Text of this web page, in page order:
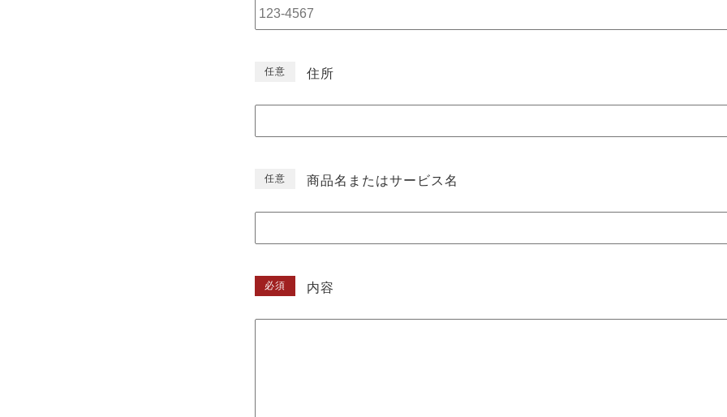
任意 住所
任意 商品名またはサービス名
必須 内容